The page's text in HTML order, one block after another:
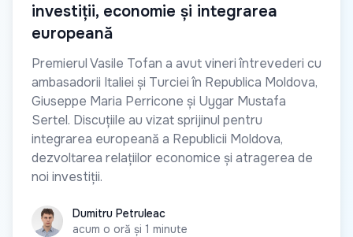
investiții, economie și integrarea
europeană
Premierul Vasile Tofan a avut vineri întrevederi cu
ambasadorii Italiei și Turciei în Republica Moldova,
Giuseppe Maria Perricone și Uygar Mustafa
Sertel. Discuțiile au vizat sprijinul pentru
integrarea europeană a Republicii Moldova,
dezvoltarea relațiilor economice și atragerea de
noi investiții.
Dumitru Petruleac
Dumitru Petruleac
acum o oră și 1 minute